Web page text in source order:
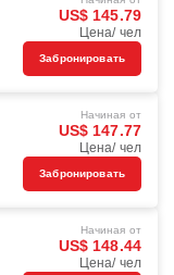
US$ 145.79
Цена/ чел
Забронировать
Начиная от
US$ 147.77
Цена/ чел
Забронировать
Начиная от
US$ 148.44
Цена/ чел